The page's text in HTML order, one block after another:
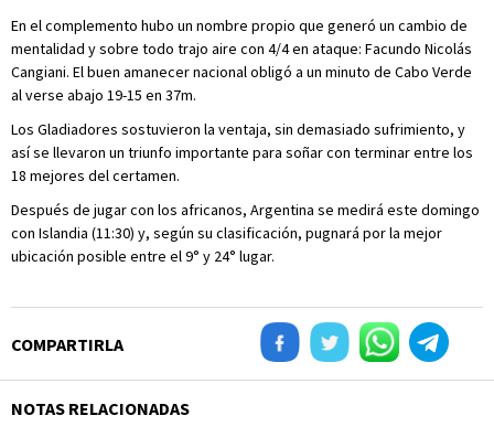
En el complemento hubo un nombre propio que generó un cambio de
mentalidad y sobre todo trajo aire con 4/4 en ataque: Facundo Nicolás
Cangiani. El buen amanecer nacional obligó a un minuto de Cabo Verde
al verse abajo 19-15 en 37m.
Los Gladiadores sostuvieron la ventaja, sin demasiado sufrimiento, y
así se llevaron un triunfo importante para soñar con terminar entre los
18 mejores del certamen.
Después de jugar con los africanos, Argentina se medirá este domingo
con Islandia (11:30) y, según su clasificación, pugnará por la mejor
ubicación posible entre el 9° y 24° lugar.
COMPARTIRLA
NOTAS RELACIONADAS